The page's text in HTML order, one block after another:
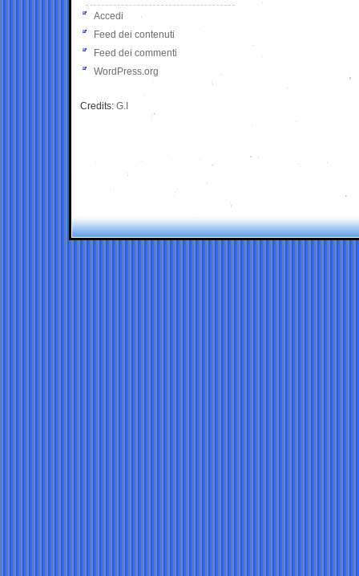
Accedi
Feed dei contenuti
Feed dei commenti
WordPress.org
Credits: G.I